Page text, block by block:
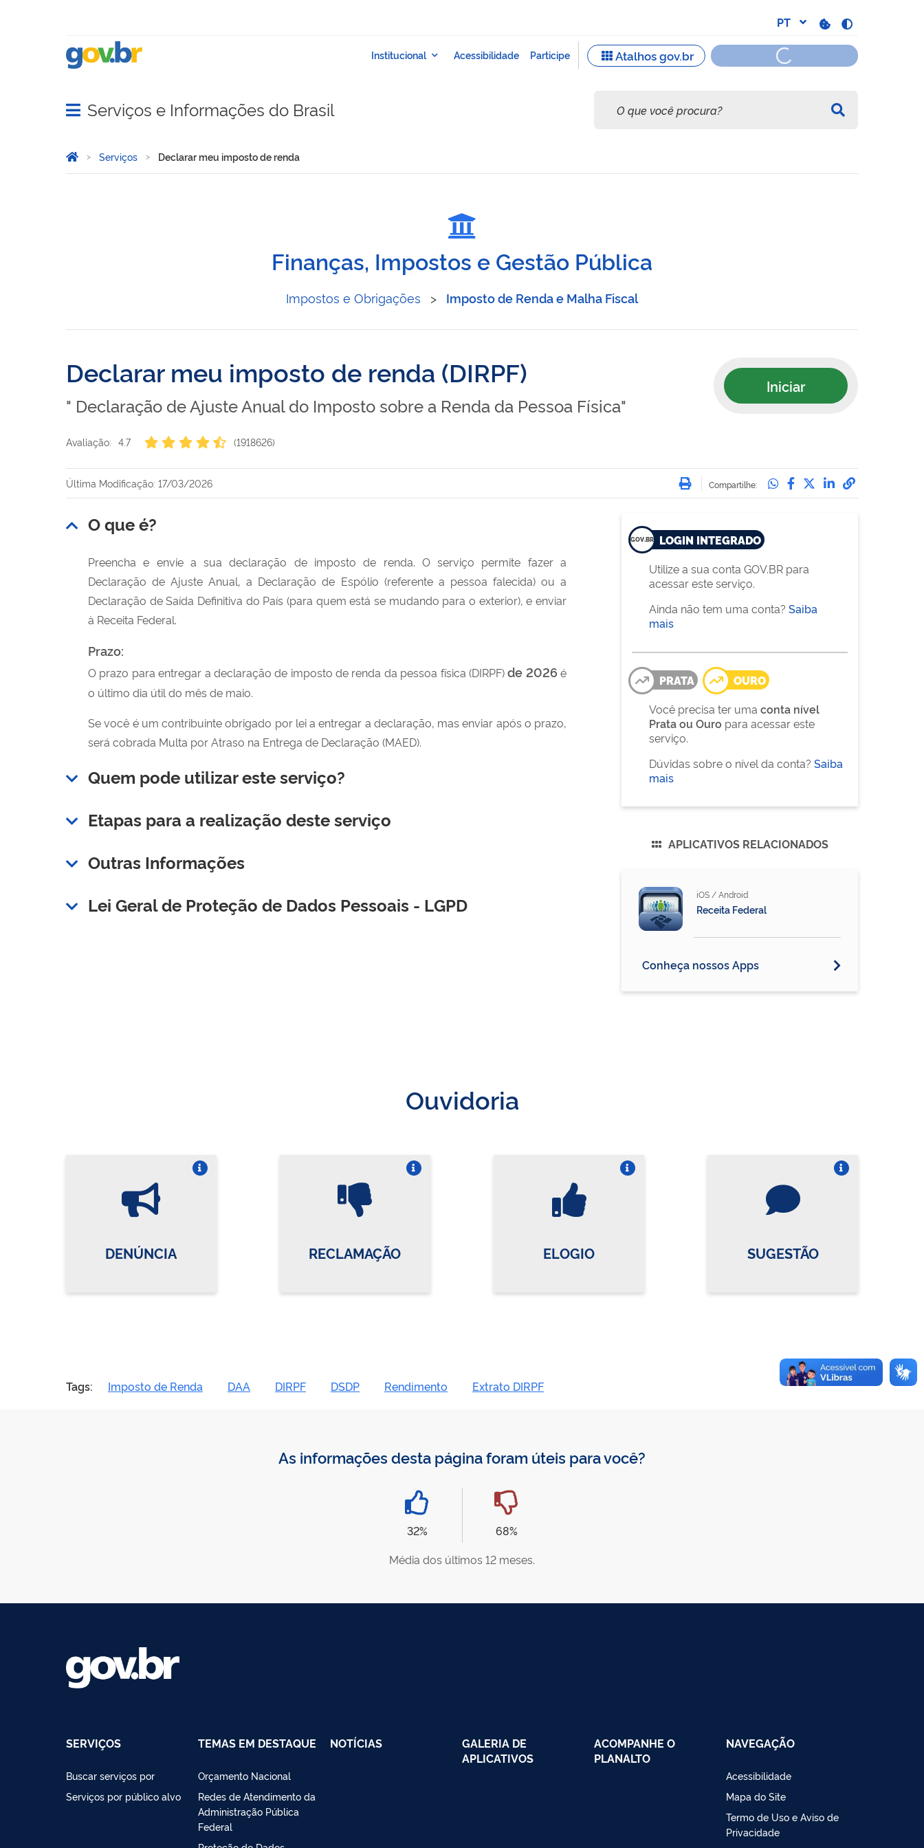
Abrir menu principal de navegação
Serviços e Informações do Brasil
Você está aqui:
Página Inicial
Serviços Declarar meu imposto de renda
Finanças, Impostos e Gestão Pública
Impostos e Obrigações > Imposto de Renda e Malha Fiscal
Declarar meu imposto de renda (DIRPF)
" Declaração de Ajuste Anual do Imposto sobre a Renda da Pessoa Física"
Iniciar
Avaliação: 4.7 (1918626)
Imprimir
Compartilhe: Compartilhe no
Compartilhe no
Compartilhe no
Compartilhe
Última Modificação: 17/03/2026
O que é?
Preencha e envie a sua declaração de imposto de renda. O serviço permite fazer a
Declaração de Ajuste Anual, a Declaração de Espólio (referente a pessoa falecida) ou a
Declaração de Saída Definitiva do País (para quem está se mudando para o exterior), e enviar
à Receita Federal.
Prazo:
O prazo para entregar a declaração de imposto de renda da pessoa física (DIRPF)de 2026 é
o último dia útil do mês de maio.
Se você é um contribuinte obrigado por lei a entregar a declaração, mas enviar após o prazo,
será cobrada Multa por Atraso na Entrega de Declaração (MAED).
Quem pode utilizar este serviço?
Etapas para a realização deste serviço
Outras Informações
Lei Geral de Proteção de Dados Pessoais - LGPD
LOGIN INTEGRADO
Utilize a sua conta GOV.BR para
acessar este serviço.
Ainda não tem uma conta? Saiba
mais
PRATA
OURO
Você precisa ter uma conta nível
Prata ou Ouro para acessar este
serviço.
Dúvidas sobre o nível da conta? Saiba
mais
APLICATIVOS RELACIONADOS
iOS /Android
Receita Federal
Conheça nossos Apps
Ouvidoria
DENÚNCIA RECLAMAÇÃO ELOGIO SUGESTÃO
Tags: Imposto de Renda DAA DIRPF DSDP Rendimento Extrato DIRPF
As informações desta página foram úteis para você?
32%
68%
Média dos últimos 12 meses.
SERVIÇOS
Buscar serviços por
Serviços por público alvo
TEMAS EM DESTAQUE
Orçamento Nacional
Redes de Atendimento da
Administração Pública
Federal
NOTÍCIAS
GALERIA DE
APLICATIVOS
ACOMPANHE O
PLANALTO
NAVEGAÇÃO
Acessibilidade
Mapa do Site
Termo de Uso e Aviso de
Privacidade